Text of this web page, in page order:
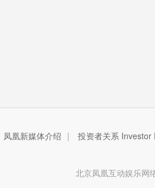
凤凰新媒体介绍 | 投资者关系 Investor
北京凤凰互动娱乐网